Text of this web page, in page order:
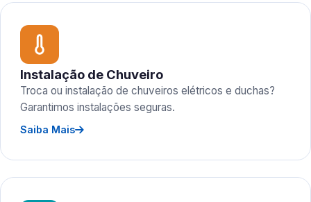
Instalação de Chuveiro
Troca ou instalação de chuveiros elétricos e duchas?
Garantimos instalações seguras.
Saiba Mais